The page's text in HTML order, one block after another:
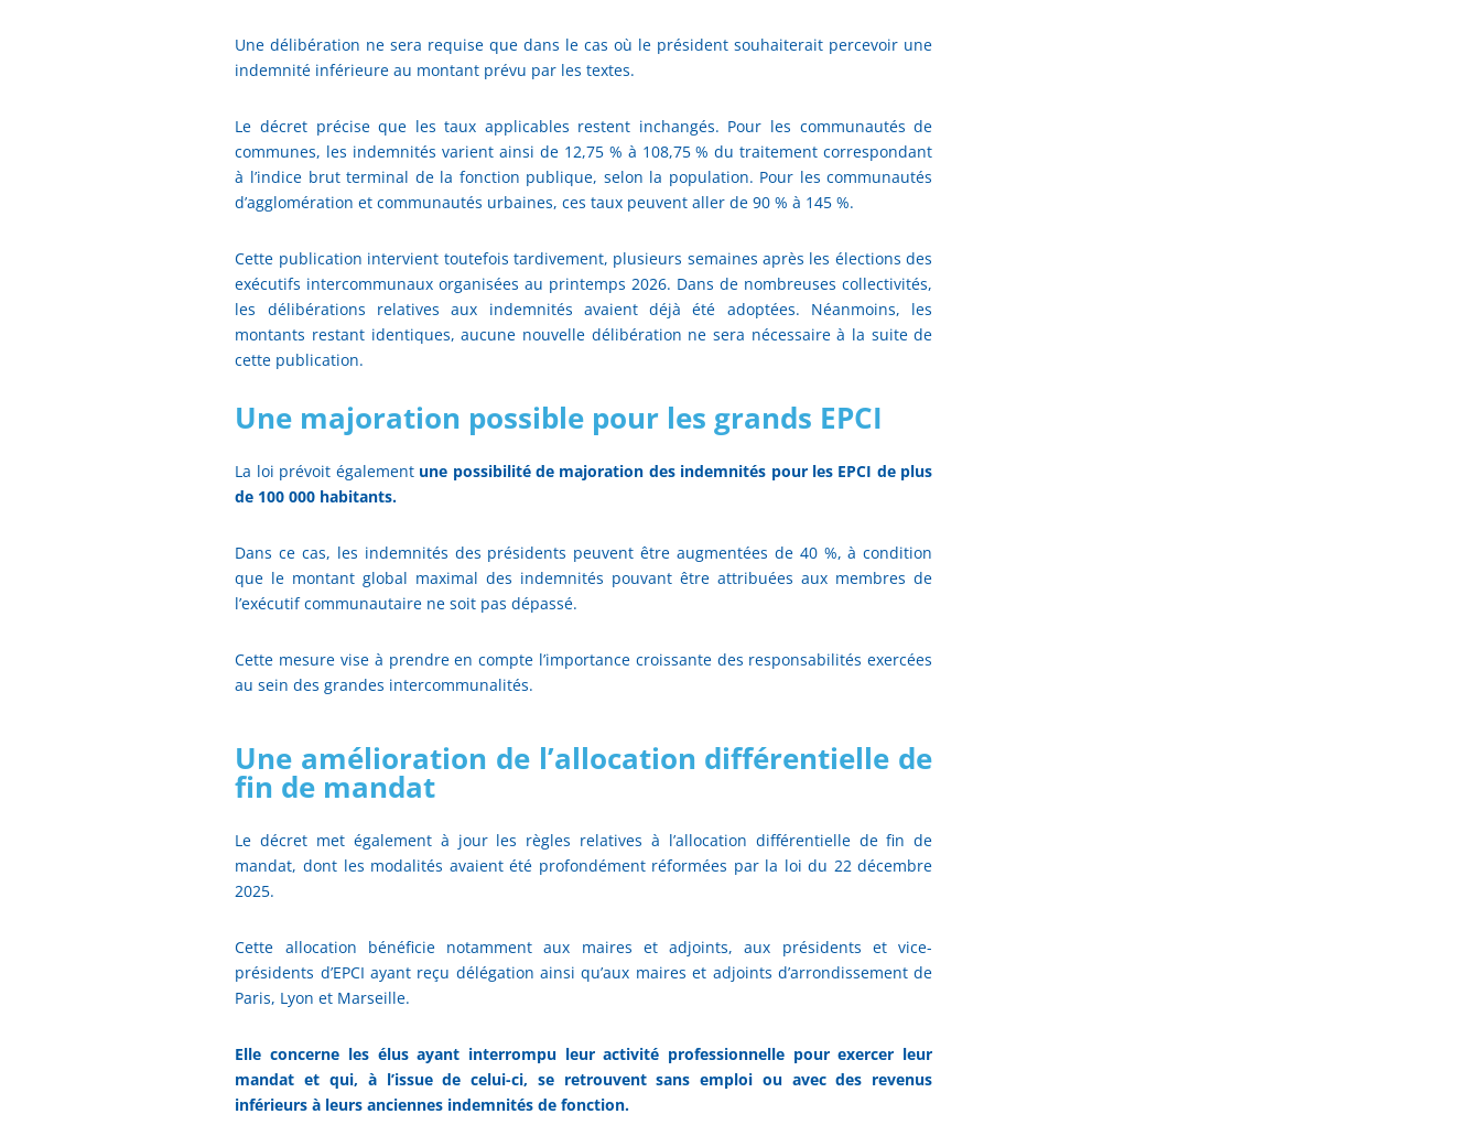
Une délibération ne sera requise que dans le cas où le président souhaiterait percevoir une
indemnité inférieure au montant prévu par les textes.
Le décret précise que les taux applicables restent inchangés. Pour les communautés de
communes, les indemnités varient ainsi de 12,75 % à 108,75 % du traitement correspondant
à l’indice brut terminal de la fonction publique, selon la population. Pour les communautés
d’agglomération et communautés urbaines, ces taux peuvent aller de 90 % à 145 %.
Cette publication intervient toutefois tardivement, plusieurs semaines après les élections des
exécutifs intercommunaux organisées au printemps 2026. Dans de nombreuses collectivités,
les délibérations relatives aux indemnités avaient déjà été adoptées. Néanmoins, les
montants restant identiques, aucune nouvelle délibération ne sera nécessaire à la suite de
cette publication.
Une majoration possible pour les grands EPCI
La loi prévoit également une possibilité de majoration des indemnités pour les EPCI de plus
de 100 000 habitants.
Dans ce cas, les indemnités des présidents peuvent être augmentées de 40 %, à condition
que le montant global maximal des indemnités pouvant être attribuées aux membres de
l’exécutif communautaire ne soit pas dépassé.
Cette mesure vise à prendre en compte l’importance croissante des responsabilités exercées
au sein des grandes intercommunalités.
Une amélioration de l’allocation différentielle de
fin de mandat
Le décret met également à jour les règles relatives à l’allocation différentielle de fin de
mandat, dont les modalités avaient été profondément réformées par la loi du 22 décembre
2025.
Cette allocation bénéficie notamment aux maires et adjoints, aux présidents et vice-
présidents d’EPCI ayant reçu délégation ainsi qu’aux maires et adjoints d’arrondissement de
Paris, Lyon et Marseille.
Elle concerne les élus ayant interrompu leur activité professionnelle pour exercer leur
mandat et qui, à l’issue de celui-ci, se retrouvent sans emploi ou avec des revenus
inférieurs à leurs anciennes indemnités de fonction.